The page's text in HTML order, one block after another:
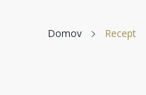
Domov Recept